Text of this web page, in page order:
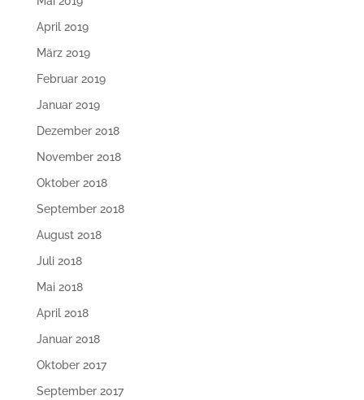
April 2019
März 2019
Februar 2019
Januar 2019
Dezember 2018
November 2018
Oktober 2018
September 2018
August 2018
Juli 2018
Mai 2018
April 2018
Januar 2018
Oktober 2017
September 2017